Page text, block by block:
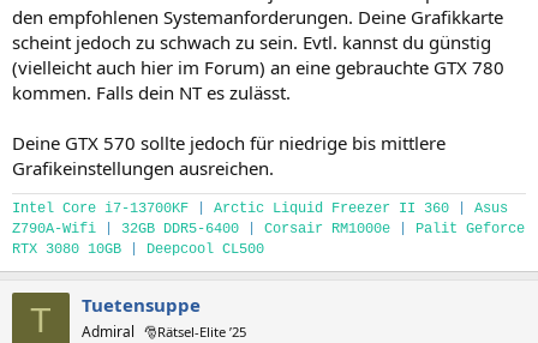
den empfohlenen Systemanforderungen. Deine Grafikkarte
scheint jedoch zu schwach zu sein. Evtl. kannst du günstig
(vielleicht auch hier im Forum) an eine gebrauchte GTX 780
kommen. Falls dein NT es zulässt.
Deine GTX 570 sollte jedoch für niedrige bis mittlere
Grafikeinstellungen ausreichen.
Intel Core i7-13700KF Arctic Liquid Freezer II 360
Asus
Z790A-Wifi
32GB DDR5-6400 Corsair RM1000e
Palit Geforce
RTX 3080 10GB
Deepcool CL500
T Tuetensuppe
Admiral 🎅Rätsel-Elite ’25